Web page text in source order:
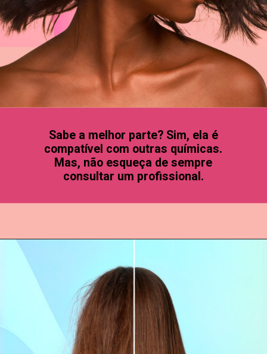
Sabe a melhor parte? Sim, ela é
compatível com outras químicas.
Mas, não esqueça de sempre
consultar um profissional.